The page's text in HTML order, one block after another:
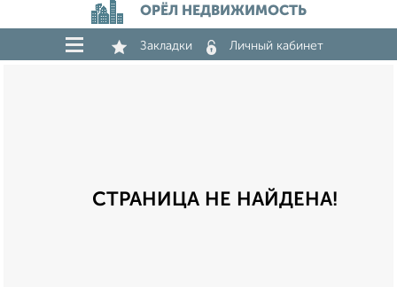
ОРЁЛ НЕДВИЖИМОСТЬ
Закладки Личный кабинет
СТРАНИЦА НЕ НАЙДЕНА!